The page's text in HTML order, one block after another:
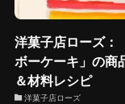
洋菓子店ローズ：
ボーケーキ」の商
＆材料レシピ
洋菓子店ローズ